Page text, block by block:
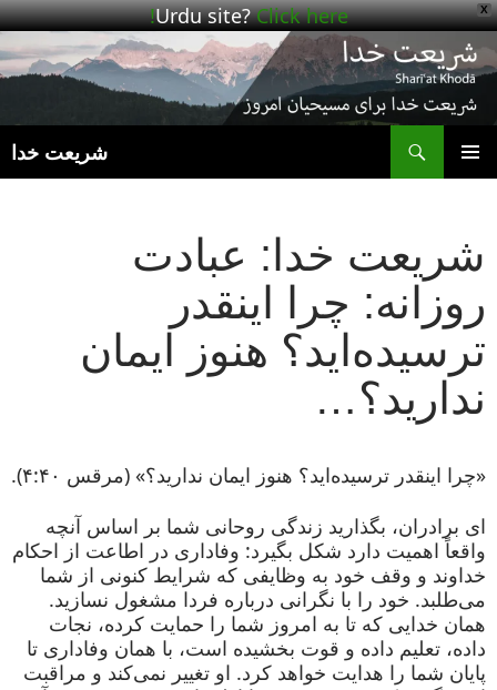
X
Urdu site?Click here!
شریعت خدا
شریعت خدا: عبادت
روزانه: چرا اینقدر
ترسیده‌اید؟ هنوز ایمان
ندارید؟…
«چرا اینقدر ترسیده‌اید؟ هنوز ایمان ندارید؟» (مرقس ۴:۴۰).
ای برادران، بگذارید زندگی روحانی شما بر اساس آنچه
واقعاً اهمیت دارد شکل بگیرد: وفاداری در اطاعت از احکام
خداوند و وقف خود به وظایفی که شرایط کنونی از شما
می‌طلبد. خود را با نگرانی درباره فردا مشغول نسازید.
همان خدایی که تا به امروز شما را حمایت کرده، نجات
داده، تعلیم داده و قوت بخشیده است، با همان وفاداری تا
پایان شما را هدایت خواهد کرد. او تغییر نمی‌کند و مراقبت